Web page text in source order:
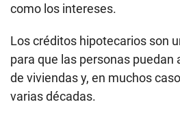
como los intereses.
Los créditos hipotecarios son
para que las personas puedan
de viviendas y, en muchos
varias décadas.